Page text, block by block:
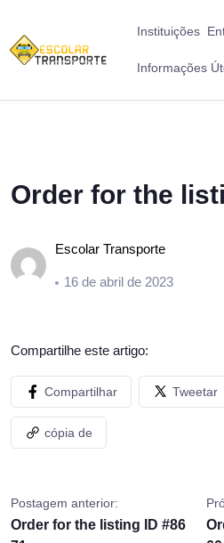
Instituições
Informações
Order for the
Escolar Transporte
16 de abril de 2023
Compartilhe este artigo:
Compartilhar Tweetar
cópia de
Postagem anterior:
Order for the listing ID #86